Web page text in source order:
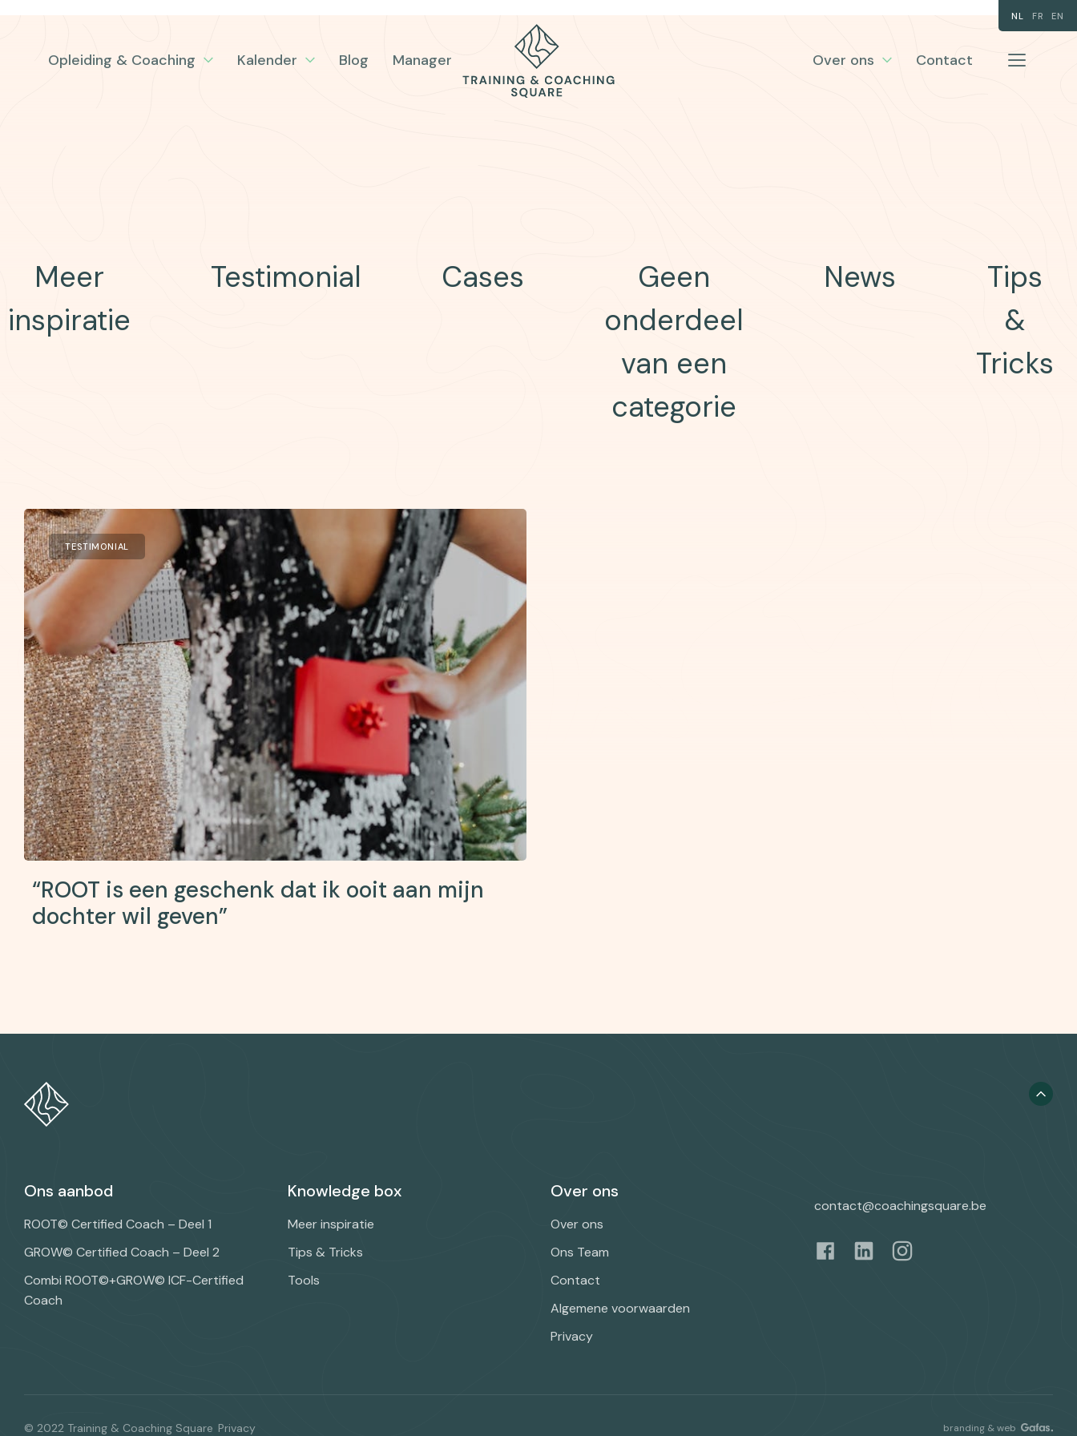
NL FR EN
Opleiding & Coaching Kalender Blog Manager Over ons Contact
Meer
inspiratie
Testimonial Cases
Geen
onderdeel
van een
categorie
News
Tips
&
Tricks
TESTIMONIAL
“ROOT is een geschenk dat ik ooit aan mijn
dochter wil geven”
Ons aanbod
ROOT© Certified Coach – Deel 1
GROW© Certified Coach – Deel 2
Combi ROOT©+GROW© ICF-Certified
Coach
Knowledge box
Meer inspiratie
Tips & Tricks
Tools
Over ons
Over ons
Ons Team
Contact
Algemene voorwaarden
Privacy
contact@coachingsquare.be
© 2022 Training & Coaching Square Privacy branding & web